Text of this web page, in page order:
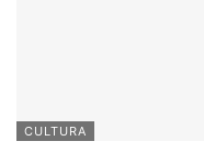
CULTURA